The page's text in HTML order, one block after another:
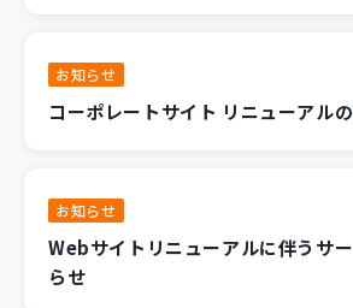
お知らせ
コーポレートサイト リニューアル
お知らせ
Webサイトリニューアルに伴うサ
らせ